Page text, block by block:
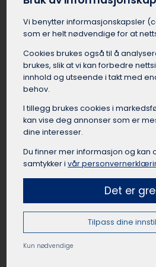
skaper god stemning for
sammen. Mange
tilbyr spesielle
tilrettelegging for å gjøre
minneverdig. Ved å leie en
slipper brudeparet å
på den store dagen.
Leie buss til skoletur
Skoler og barnehager i
enklere logistikk ved å leie
slipper lærerne ansvaret
heller fokusere på å følge opp
profesjonelt busselskap i
erfaring med å planlegge
Vi benytter informasjons­kapsler
som er helt nødvendige for at
Cookies brukes også til å
brukes, slik at vi kan forbedre
innhold og utseende i takt med
behov.
I tillegg brukes cookies i
kan vise deg annonser som er
dine interesser.
Du finner mer informasjon og kan
samtykker ivår
Det er
Tilpass dine
Kun nødvendige